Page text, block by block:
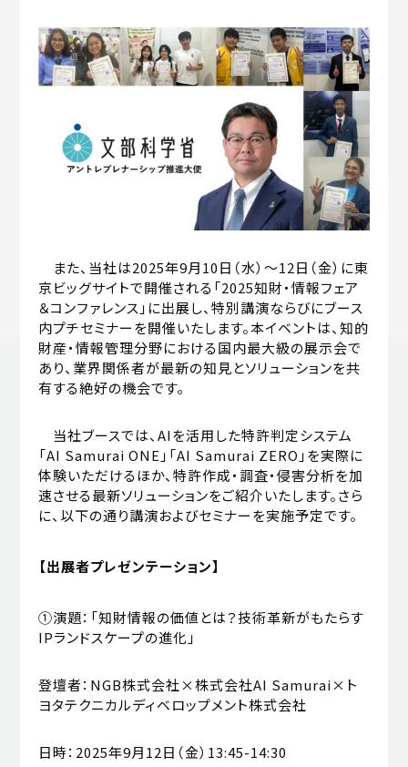
また、当社は2025年9月10日（水）～12日（金）に東
京ビッグサイトで開催される「2025知財・情報フェア
＆コンファレンス」に出展し、特別講演ならびにブース
内プチセミナーを開催いたします。本イベントは、知的
財産・情報管理分野における国内最大級の展示会で
あり、業界関係者が最新の知見とソリューションを共
有する絶好の機会です。
当社ブースでは、AIを活用した特許判定システム
「AI Samurai ONE」「AI Samurai ZERO」を実際に
体験いただけるほか、特許作成・調査・侵害分析を加
速させる最新ソリューションをご紹介いたします。さら
に、以下の通り講演およびセミナーを実施予定です。
【出展者プレゼンテーション】
①演題：「知財情報の価値とは？技術革新がもたらす
IPランドスケープの進化」
登壇者：NGB株式会社×株式会社AI Samurai×ト
ヨタテクニカルディベロップメント株式会社
日時：2025年9月12日（金）13:45-14:30